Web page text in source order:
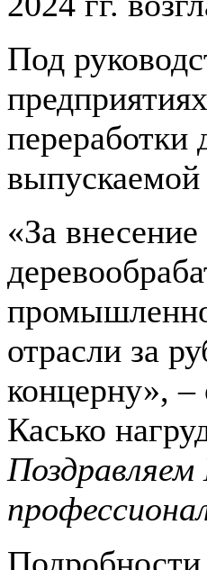
Под
переработки
«За
отрасли за
концерну»,
Касько